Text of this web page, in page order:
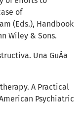
of
(Eds.), Handbook
Wiley & Sons.
Una GuÃ­a
A Practical
Psychiatric